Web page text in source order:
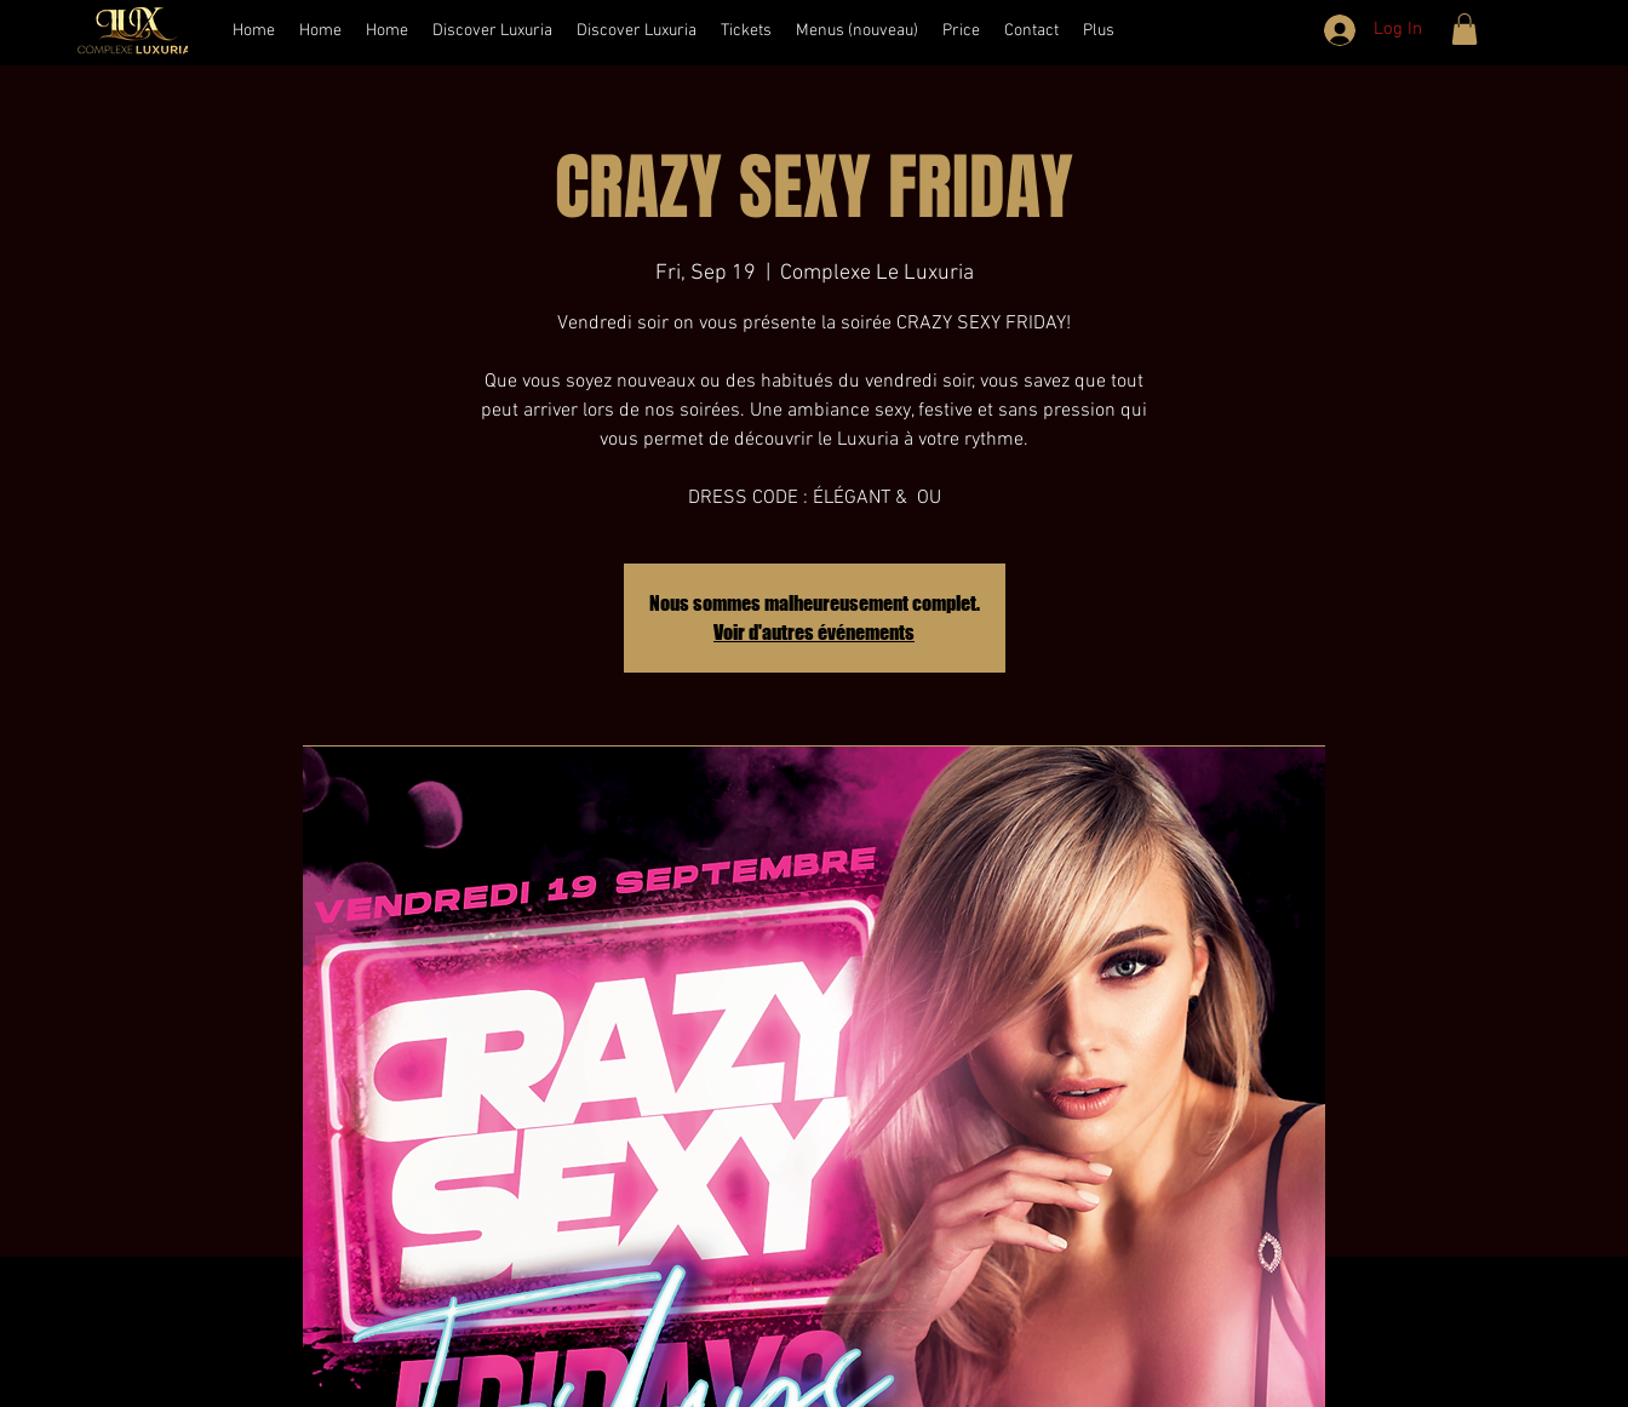
Home Home Home Discover Luxuria Discover Luxuria Tickets Menus (nouveau) Price Contact Plus Log In
CRAZY SEXY FRIDAY
Fri, Sep 19
  |
Complexe Le Luxuria
Vendredi soir on vous présente la soirée CRAZY SEXY FRIDAY!
Que vous soyez nouveaux ou des habitués du vendredi soir, vous savez que tout
peut arriver lors de nos soirées. Une ambiance sexy, festive et sans pression qui
vous permet de découvrir le Luxuria à votre rythme.
DRESS CODE : ÉLÉGANT & OU
Nous sommes malheureusement complet.
Voir d'autres événements